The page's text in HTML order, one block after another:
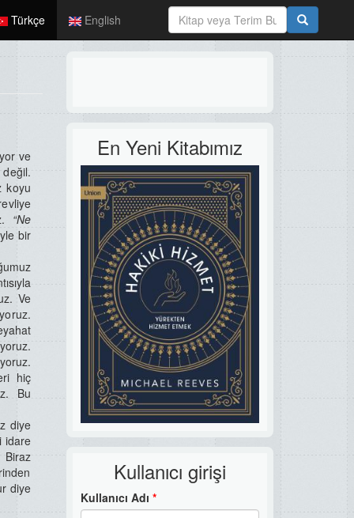
Türkçe English
En Yeni Kitabımız
Kullanıcı girişi
Kullanıcı Adı *
ve
koyu
“Ne
bir
Ve
hiç
Bu
diye
idare
diye